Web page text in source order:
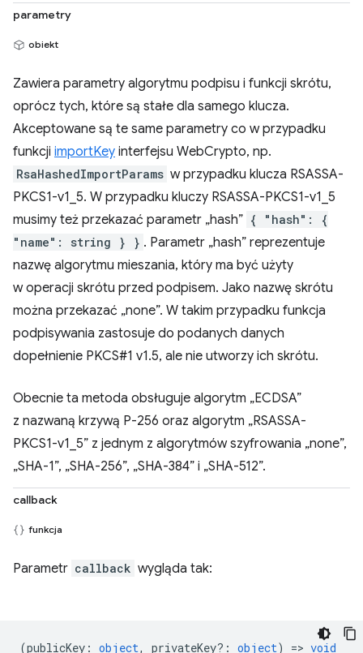
parametry
obiekt
Zawiera parametry algorytmu podpisu i funkcji skrótu,
oprócz tych, które są stałe dla samego klucza.
Akceptowane są te same parametry co w przypadku
funkcji importKey interfejsu WebCrypto, np.
RsaHashedImportParams w przypadku klucza RSASSA-
PKCS1-v1_5. W przypadku kluczy RSASSA-PKCS1-v1_5
musimy też przekazać parametr „hash” { "hash": {
"name": string } } . Parametr „hash” reprezentuje
nazwę algorytmu mieszania, który ma być użyty
w operacji skrótu przed podpisem. Jako nazwę skrótu
można przekazać „none”. W takim przypadku funkcja
podpisywania zastosuje do podanych danych
dopełnienie PKCS#1 v1.5, ale nie utworzy ich skrótu.
Obecnie ta metoda obsługuje algorytm „ECDSA”
z nazwaną krzywą P-256 oraz algorytm „RSASSA-
PKCS1-v1_5” z jednym z algorytmów szyfrowania „none”,
„SHA-1”, „SHA-256”, „SHA-384” i „SHA-512”.
callback
funkcja
Parametr callback wygląda tak:
(publicKey : object, privateKey? : object) => void